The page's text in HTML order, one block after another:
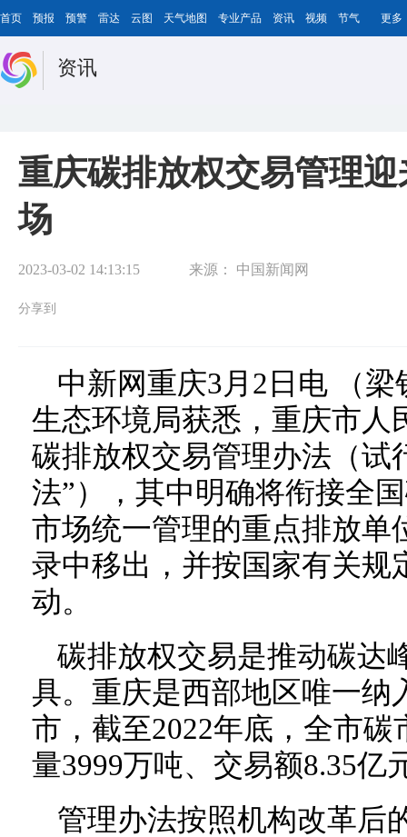
首页 预报 预警 雷达 云图 天气地图 专业产品 资讯 视频 节气 更多
资讯
重庆碳排放权交易管理
场
2023-03-02 14:13:15 来源： 中国新闻网
分享到
中新网重庆3月2日电 （
生态环境局获悉，重庆市人
碳排放权交易管理办法（试
法”），其中明确将衔接全
市场统一管理的重点排放单
录中移出，并按国家有关规
动。
碳排放权交易是推动碳达
具。重庆是西部地区唯一纳
市，截至2022年底，全市
量3999万吨、交易额8.35亿
管理办法按照机构改革后